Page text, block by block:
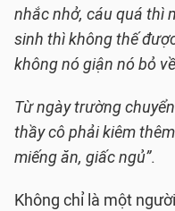
nhắc nhở, cáu quá thì
sinh thì không thế
không nó giận nó bỏ
Từ ngày trường
thầy cô phải kiêm
miếng ăn, giấc ngủ”.
Không chỉ là một